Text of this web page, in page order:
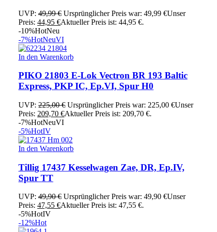
UVP: 49,99€ Ursprünglicher Preis war: 49,99 €Unser
Preis: 44,95 €Aktueller Preis ist: 44,95 €.
-10%HotNeu
-7%HotNeuVI
In den Warenkorb
PIKO 21803 E-Lok Vectron BR 193 Baltic
Express, PKP IC, Ep.VI, Spur H0
UVP: 225,00€ Ursprünglicher Preis war: 225,00 €Unser
Preis: 209,70 €Aktueller Preis ist: 209,70 €.
-7%HotNeuVI
-5%HotIV
In den Warenkorb
Tillig 17437 Kesselwagen Zae, DR, Ep.IV,
Spur TT
UVP: 49,90€ Ursprünglicher Preis war: 49,90 €Unser
Preis: 47,55 €Aktueller Preis ist: 47,55 €.
-5%HotIV
-12%Hot